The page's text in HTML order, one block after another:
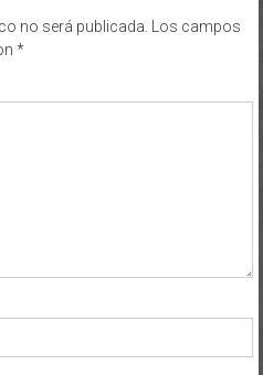
no será publicada. Los campos
*